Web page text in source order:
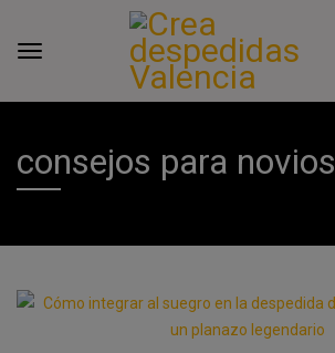
consejos para novios